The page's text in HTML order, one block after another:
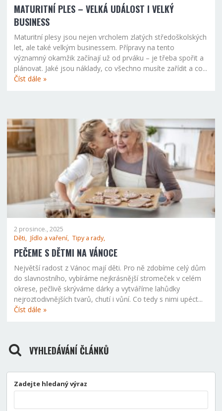
MATURITNÍ PLES – VELKÁ UDÁLOST I VELKÝ
BUSINESS
Maturitní plesy jsou nejen vrcholem zlatých středoškolských
let, ale také velkým businessem. Přípravy na tento
významný okamžik začínají už od prváku – je třeba spořit a
plánovat. Jaké jsou náklady, co všechno musíte zařídit a co...
Číst dále »
2 prosince., 2025
Děti, Jídlo a vaření, Tipy a rady,
PEČEME S DĚTMI NA VÁNOCE
Největší radost z Vánoc mají děti. Pro ně zdobíme celý dům
do slavnostního, vybíráme nejkrásnější stromeček v celém
okrese, pečlivě skrýváme dárky a vytváříme lahůdky
nejroztodivnějších tvarů, chutí i vůní. Co tedy s nimi upéct...
Číst dále »
VYHLEDÁVÁNÍ ČLÁNKŮ
Zadejte hledaný výraz